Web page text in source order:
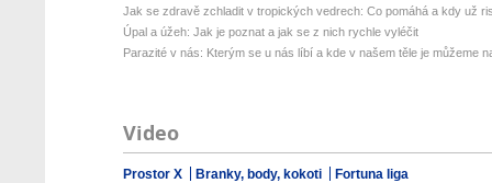
Jak se zdravě zchladit v tropických vedrech: Co pomáhá a kdy už
Úpal a úžeh: Jak je poznat a jak se z nich rychle vyléčit
Parazité v nás: Kterým se u nás líbí a kde v našem těle je můžeme
Video
Prostor X Branky, body, kokoti Fortuna liga